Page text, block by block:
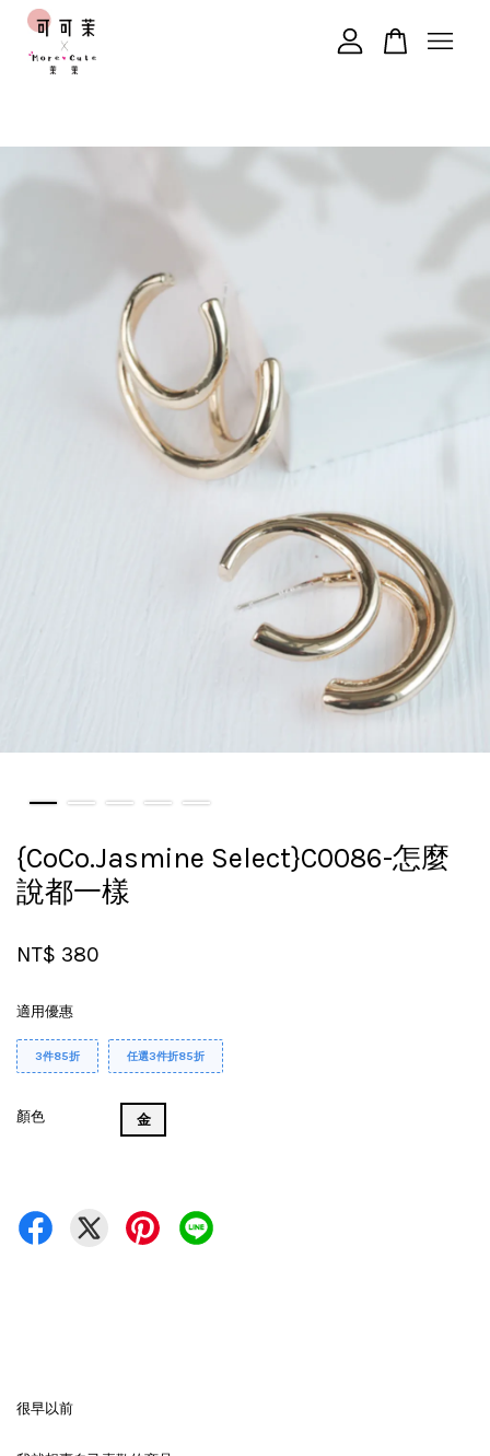
{CoCo.Jasmine Select}C0086-怎麼
說都一樣
NT$ 380
適用優惠
3件85折 任選3件折85折
顏色 金
很早以前